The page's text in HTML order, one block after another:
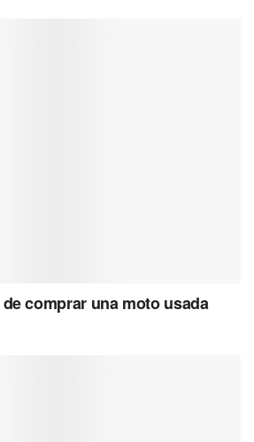
comprar una moto usada